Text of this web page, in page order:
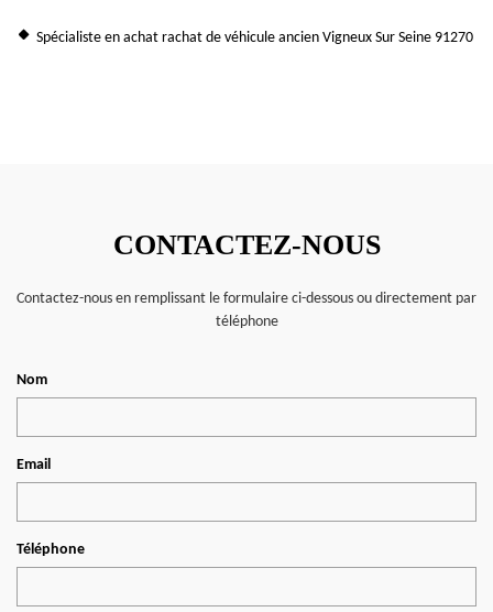
Spécialiste en achat rachat de véhicule ancien Vigneux Sur Seine 91270
CONTACTEZ-NOUS
Contactez-nous en remplissant le formulaire ci-dessous ou directement par
téléphone
Nom
Email
Téléphone